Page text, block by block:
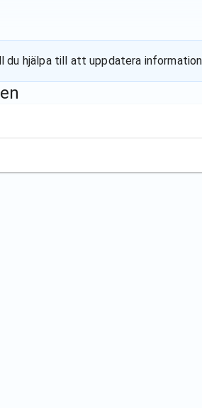
du hjälpa till att uppdatera